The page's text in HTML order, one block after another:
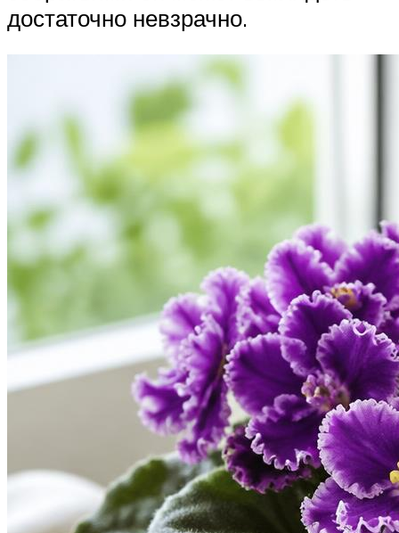
достаточно невзрачно.